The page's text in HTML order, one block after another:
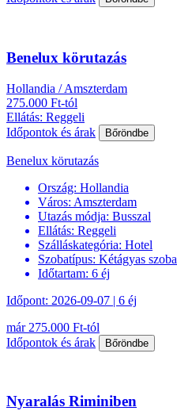
Benelux körutazás
Hollandia / Amszterdam
275.000 Ft-tól
Ellátás: Reggeli
Időpontok és árak
Bőröndbe
Benelux körutazás
Ország: Hollandia
Város: Amszterdam
Utazás módja: Busszal
Ellátás: Reggeli
Szálláskategória: Hotel
Szobatípus: Kétágyas szoba
Időtartam: 6 éj
Időpont: 2026-09-07 | 6 éj
már 275.000 Ft-tól
Időpontok és árak
Bőröndbe
Nyaralás Riminiben